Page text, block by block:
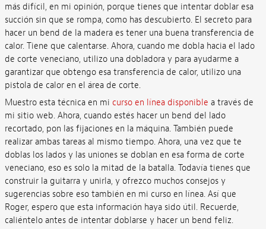
más difícil, en mi opinión, porque tienes que intentar doblar esa
succión sin que se rompa, como has descubierto. El secreto para
hacer un bend de la madera es tener una buena transferencia de
calor. Tiene que calentarse. Ahora, cuando me dobla hacia el lado
de corte veneciano, utilizo una dobladora y para ayudarme a
garantizar que obtengo esa transferencia de calor, utilizo una
pistola de calor en el área de corte.
Muestro esta técnica en mi curso en línea disponible a través de
mi sitio web. Ahora, cuando estés hacer un bend del lado
recortado, pon las fijaciones en la máquina. También puede
realizar ambas tareas al mismo tiempo. Ahora, una vez que te
doblas los lados y las uniones se doblan en esa forma de corte
veneciano, eso es solo la mitad de la batalla. Todavía tienes que
construir la guitarra y unirla, y ofrezco muchos consejos y
sugerencias sobre eso también en mi curso en línea. Así que
Roger, espero que esta información haya sido útil. Recuerde,
caliéntelo antes de intentar doblarse y hacer un bend feliz.